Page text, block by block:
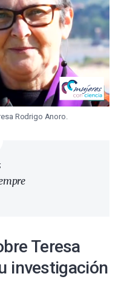
Rodrigo Anoro.
Teresa
investigación